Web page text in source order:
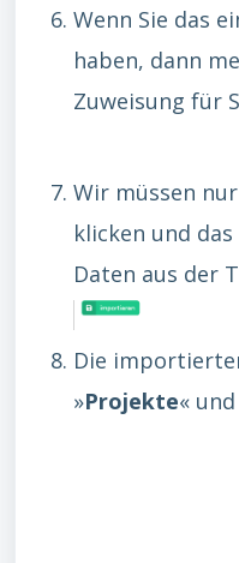
Wenn Sie das
haben, dann
Zuweisung für
Wir müssen
klicken und
Daten aus der
Die
»Projekte«